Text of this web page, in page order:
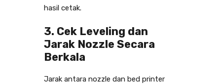
hasil cetak.
3. Cek Leveling dan
Jarak Nozzle Secara
Berkala
Jarak antara nozzle dan bed printer